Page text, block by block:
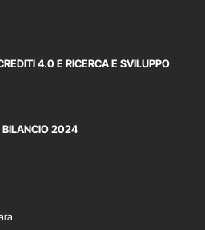
4.0 E RICERCA E SVILUPPO
BILANCIO 2024